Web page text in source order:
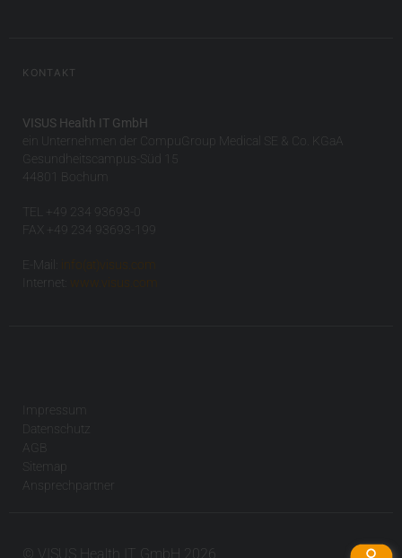
KONTAKT
VISUS Health IT GmbH
ein Unternehmen der CompuGroup Medical SE & Co. KGaA
Gesundheitscampus-Süd 15
44801 Bochum
TEL +49 234 93693-0
FAX +49 234 93693-199
E-Mail:
info(at)visus.com
Internet:
www.visus.com
Impressum
Datenschutz
AGB
Sitemap
Ansprechpartner
© VISUS Health IT GmbH 2026